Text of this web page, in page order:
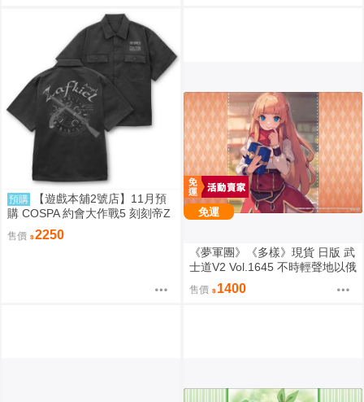
預購
【遊戲本舖2號店】11月預
購 COSPA 約會大作戰5 刻刻帝Z
aphkiel 工作襯衫 0822
售價 2250
免運
《夢軍團》《多樣》現貨 日版 武
士道V2 Vol.1645 不時輕聲地以俄
語遮羞的鄰座艾莉同學 動漫桌墊
卡墊 全員
售價 1400